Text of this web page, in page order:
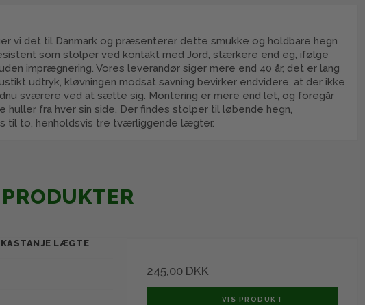
vi det til Danmark og præsenterer dette smukke og holdbare hegn
som stolper ved kontakt med Jord, stærkere end eg, ifølge
imprægnering. Vores leverandør siger mere end 40 år, det er lang
udtryk, kløvningen modsat savning bevirker endvidere, at der ikke
sværere ved at sætte sig. Montering er mere end let, og foregår
fra hver sin side. Der findes stolper til løbende hegn,
til to, henholdsvis tre tværliggende lægter.
LÆGTE
245,00 DKK
VIS PRODUKT